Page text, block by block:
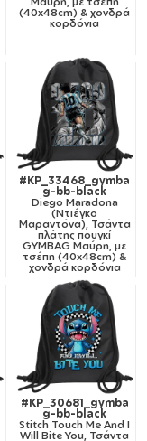
(40x48cm) & χονδρά
κορδόνια
#KP_33468_gymba
g-bb-black
Diego Maradona
(Ντιέγκο
Μαραντόνα), Τσάντα
πλάτης πουγκί
GYMBAG Μαύρη, με
τσέπη (40x48cm) &
χονδρά κορδόνια
#KP_30681_gymba
g-bb-black
Stitch Touch Me And I
Will Bite You, Τσάντα